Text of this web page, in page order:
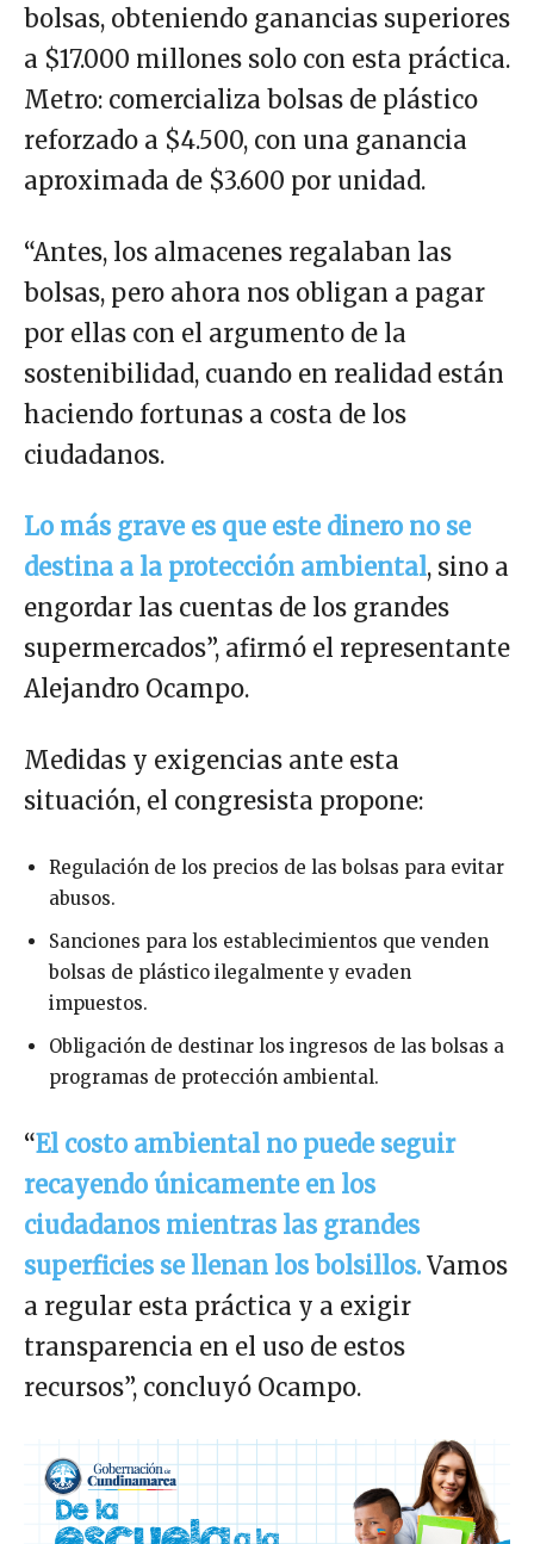
bolsas, obteniendo ganancias superiores
a $17.000 millones solo con esta práctica.
Metro: comercializa bolsas de plástico
reforzado a $4.500, con una ganancia
aproximada de $3.600 por unidad.
“Antes, los almacenes regalaban las
bolsas, pero ahora nos obligan a pagar
por ellas con el argumento de la
sostenibilidad, cuando en realidad están
haciendo fortunas a costa de los
ciudadanos.
Lo más grave es que este dinero no se
destina a la protección ambiental, sino a
engordar las cuentas de los grandes
supermercados”, afirmó el representante
Alejandro Ocampo.
Medidas y exigencias ante esta
situación, el congresista propone:
Regulación de los precios de las bolsas para evitar
abusos.
Sanciones para los establecimientos que venden
bolsas de plástico ilegalmente y evaden
impuestos.
Obligación de destinar los ingresos de las bolsas a
programas de protección ambiental.
“El costo ambiental no puede seguir
recayendo únicamente en los
ciudadanos mientras las grandes
superficies se llenan los bolsillos. Vamos
a regular esta práctica y a exigir
transparencia en el uso de estos
recursos”, concluyó Ocampo.